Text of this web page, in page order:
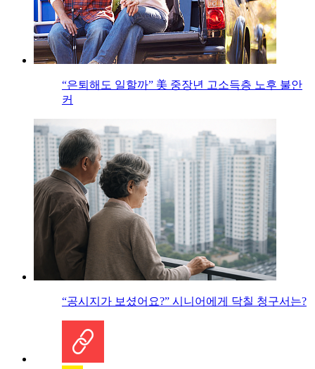
“은퇴해도 일할까” 美 중장년 고소득층 노후 불안
커
“공시지가 보셨어요?” 시니어에게 닥칠 청구서는?